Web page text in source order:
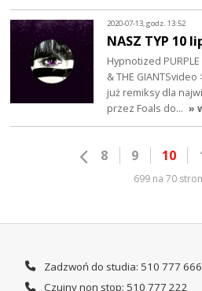
2020-07-13, godz. 13:52
NASZ TYP 10
Hypnotized PURPLE
& THE
już remiksy dla
przez Foals do… »
8 9 10
699 na 70
Zadzwoń do studia: 510 777 666
Czujny non stop: 510 777 222